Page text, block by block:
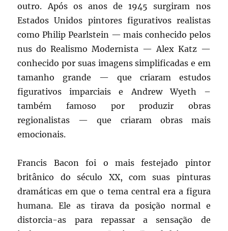
outro. Após os anos de 1945 surgiram nos
Estados Unidos pintores figurativos realistas
como Philip Pearlstein — mais conhecido pelos
nus do Realismo Modernista — Alex Katz —
conhecido por suas imagens simplificadas e em
tamanho grande — que criaram estudos
figurativos imparciais e Andrew Wyeth –
também famoso por produzir obras
regionalistas — que criaram obras mais
emocionais.
Francis Bacon foi o mais festejado pintor
britânico do século XX, com suas pinturas
dramáticas em que o tema central era a figura
humana. Ele as tirava da posição normal e
distorcia-as para repassar a sensação de